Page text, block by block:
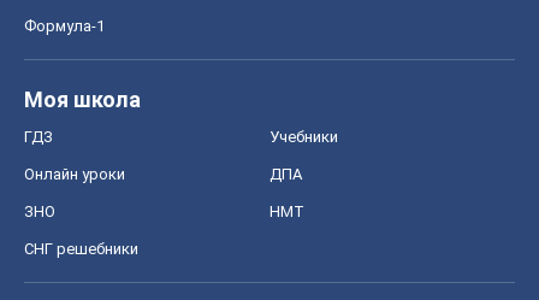
Формула-1
Моя школа
ГДЗ Учебники
Онлайн уроки ДПА
ЗНО НМТ
СНГ решебники